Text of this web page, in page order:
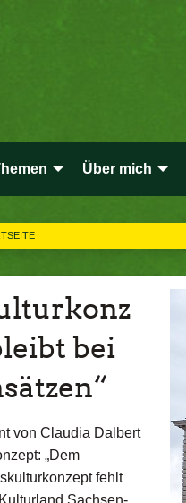
Über mich
bei
von Claudia Dalbert
„Dem
fehlt
Sachsen-